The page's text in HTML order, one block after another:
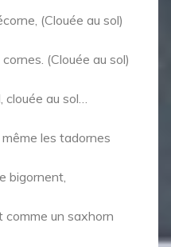
(Clouée au sol)
(Clouée au sol)
clouée au sol…
même les tadornes
bigornent,
un saxhorn